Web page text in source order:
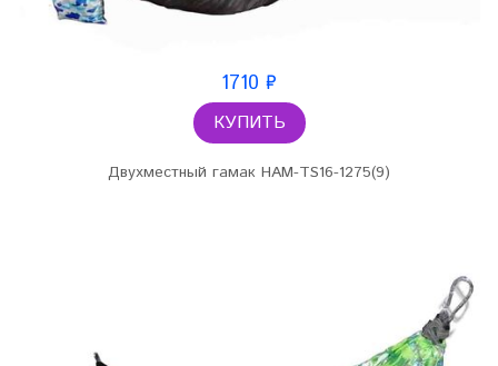
1710 ₽
КУПИТЬ
Двухместный гамак HAM-TS16-1275(9)